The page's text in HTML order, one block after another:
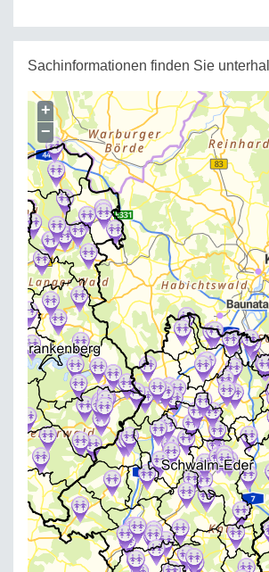
Sachinformationen finden Sie
+
−